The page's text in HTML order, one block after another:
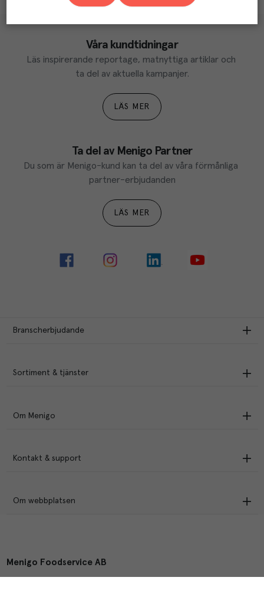
Våra kundtidningar
Läs inspirerande reportage, matnyttiga artiklar och
ta del av aktuella kampanjer.
LÄS MER
Ta del av Menigo Partner
Du som är Menigo-kund kan ta del av våra förmånliga
partner-erbjudanden
LÄS MER
Branscherbjudande
Sortiment & tjänster
Om Menigo
Kontakt & support
Om webbplatsen
Menigo Foodservice AB